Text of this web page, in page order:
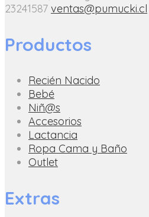
23241587 ventas@pumucki.cl
Productos
Recién Nacido
Bebé
Niñ@s
Accesorios
Lactancia
Ropa Cama y Baño
Outlet
Extras